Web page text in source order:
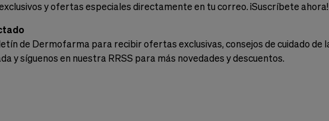
y ofertas especiales directamente en tu correo. ¡Suscríbete ahora!
de Dermofarma para recibir ofertas exclusivas, consejos de cuidado de
y síguenos en nuestra RRSS para más novedades y descuentos.